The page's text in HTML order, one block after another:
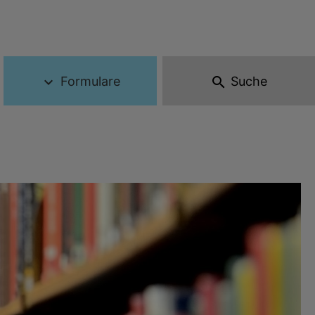
expand_more Formulare search Suche